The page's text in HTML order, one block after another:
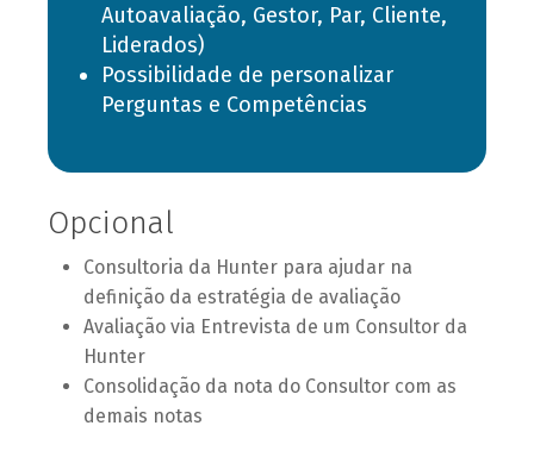
Autoavaliação, Gestor, Par, Cliente,
Liderados)
Possibilidade de personalizar
Perguntas e Competências
Opcional
Consultoria da Hunter para ajudar na
definição da estratégia de avaliação
Avaliação via Entrevista de um Consultor da
Hunter
Consolidação da nota do Consultor com as
demais notas